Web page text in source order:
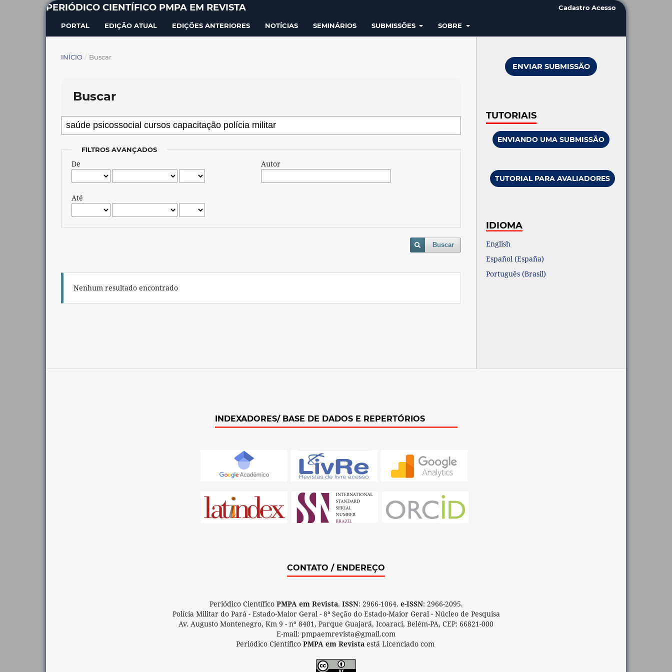
PERIÓDICO CIENTÍFICO PMPA EM REVISTA
PORTAL EDIÇÃO ATUAL EDIÇÕES ANTERIORES NOTÍCIAS SEMINÁRIOS SUBMISSÕES SOBRE
Cadastro Acesso
INÍCIO / Buscar
Buscar
FILTROS AVANÇADOS
De
Até
Autor
Buscar
Nenhum resultado encontrado
ENVIAR SUBMISSÃO
TUTORIAIS
ENVIANDO UMA SUBMISSÃO
TUTORIAL PARA AVALIADORES
IDIOMA
English
Español (España)
Português (Brasil)
INDEXADORES/ BASE DE DADOS E REPERTÓRIOS
CONTATO / ENDEREÇO
Periódico Científico PMPA em Revista. ISSN: 2966-1064. e-ISSN: 2966-2095.
Polícia Militar do Pará - Estado-Maior Geral - 8ª Seção do Estado-Maior Geral - Núcleo de Pesquisa
Av. Augusto Montenegro, Km 9 - nº 8401, Parque Guajará, Icoaraci, Belém-PA, CEP: 66821-000
E-mail: pmpaemrevista@gmail.com
Periódico Científico PMPA em Revistaestá Licenciado com